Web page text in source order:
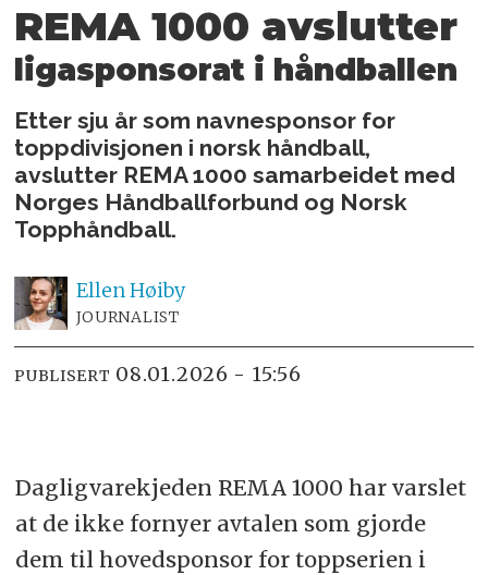
REMA 1000 avslutter
ligasponsorat i håndballen
Etter sju år som navnesponsor for
toppdivisjonen i norsk håndball,
avslutter REMA 1000 samarbeidet med
Norges Håndballforbund og Norsk
Topphåndball.
EllenHøiby
JOURNALIST
PUBLISERT 08.01.2026 - 15:56
Dagligvarekjeden REMA 1000 har varslet
at de ikke fornyer avtalen som gjorde
dem til hovedsponsor for toppserien i